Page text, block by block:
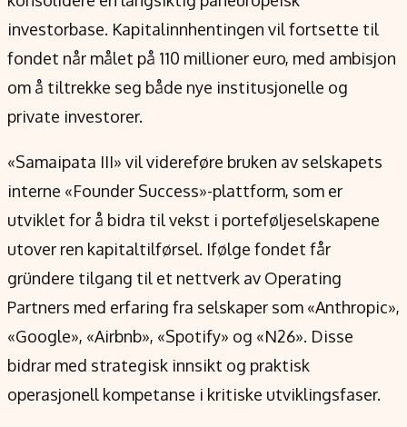
investorbase. Kapitalinnhentingen vil fortsette til
fondet når målet på 110 millioner euro, med ambisjon
om å tiltrekke seg både nye institusjonelle og
private investorer.
«Samaipata III» vil videreføre bruken av selskapets
interne «Founder Success»-plattform, som er
utviklet for å bidra til vekst i porteføljeselskapene
utover ren kapitaltilførsel. Ifølge fondet får
gründere tilgang til et nettverk av Operating
Partners med erfaring fra selskaper som «Anthropic»,
«Google», «Airbnb», «Spotify» og «N26». Disse
bidrar med strategisk innsikt og praktisk
operasjonell kompetanse i kritiske utviklingsfaser.